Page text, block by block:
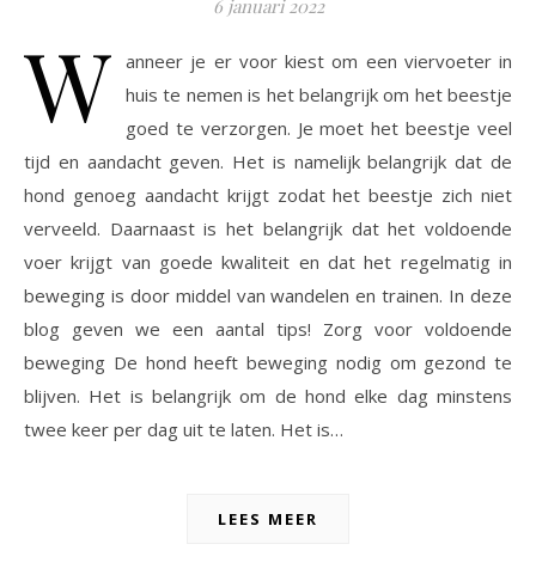
6 januari 2022
W anneer je er voor kiest om een viervoeter in
huis te nemen is het belangrijk om het beestje
goed te verzorgen. Je moet het beestje veel
tijd en aandacht geven. Het is namelijk belangrijk dat de
hond genoeg aandacht krijgt zodat het beestje zich niet
verveeld. Daarnaast is het belangrijk dat het voldoende
voer krijgt van goede kwaliteit en dat het regelmatig in
beweging is door middel van wandelen en trainen. In deze
blog geven we een aantal tips! Zorg voor voldoende
beweging De hond heeft beweging nodig om gezond te
blijven. Het is belangrijk om de hond elke dag minstens
twee keer per dag uit te laten. Het is…
LEES MEER